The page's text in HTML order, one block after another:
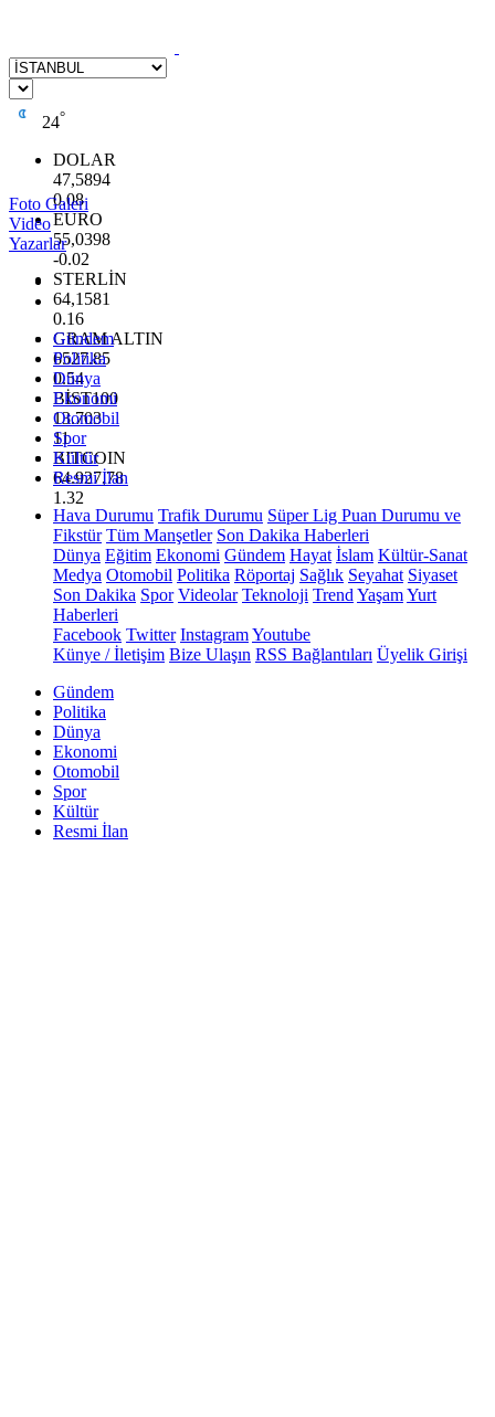
24°
DOLAR
47,5894
0.08
EURO
55,0398
-0.02
STERLİN
64,1581
0.16
GRAM ALTIN
6527.85
0.54
BİST100
13.703
11
BITCOIN
64.927,78
1.32
Foto Galeri
Video
Yazarlar
Gündem
Politika
Dünya
Ekonomi
Otomobil
Spor
Kültür
Resmi İlan
Hava Durumu Trafik Durumu Süper Lig Puan Durumu ve
Fikstür Tüm Manşetler Son Dakika Haberleri
Dünya Eğitim Ekonomi Gündem Hayat İslam Kültür-Sanat
Medya Otomobil Politika Röportaj Sağlık Seyahat Siyaset
Son Dakika Spor Videolar Teknoloji Trend YaşamYurt
Haberleri
Facebook Twitter InstagramYoutube
Künye / İletişim Bize Ulaşın RSS Bağlantıları Üyelik Girişi
Gündem
Politika
Dünya
Ekonomi
Otomobil
Spor
Kültür
Resmi İlan